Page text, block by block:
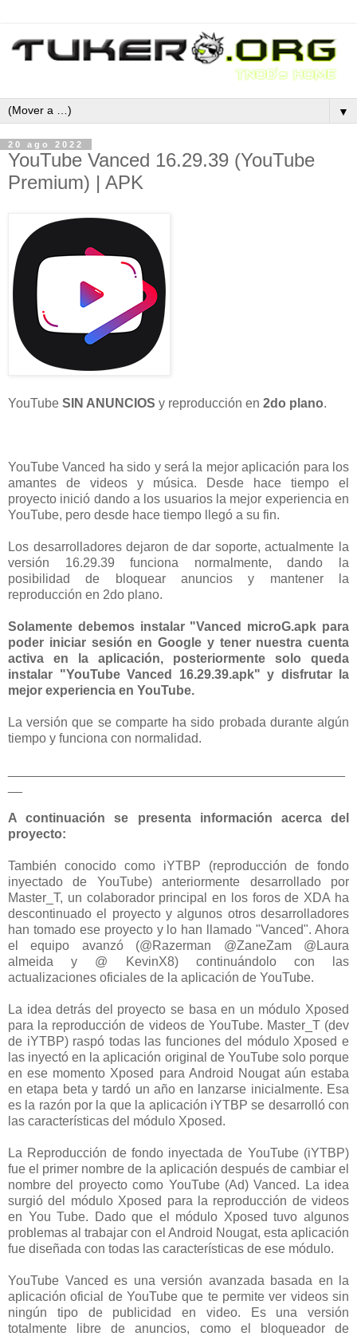
▼
20 ago 2022
YouTube Vanced 16.29.39 (YouTube
Premium) | APK
YouTube SIN ANUNCIOS y reproducción en 2do plano.
YouTube Vanced ha sido y será la mejor aplicación para los
amantes de videos y música. Desde hace tiempo el
proyecto inició dando a los usuarios la mejor experiencia en
YouTube, pero desde hace tiempo llegó a su fin.
Los desarrolladores dejaron de dar soporte, actualmente la
versión 16.29.39 funciona normalmente, dando la
posibilidad de bloquear anuncios y mantener la
reproducción en 2do plano.
Solamente debemos instalar "Vanced microG.apk para
poder iniciar sesión en Google y tener nuestra cuenta
activa en la aplicación, posteriormente solo queda
instalar "YouTube Vanced 16.29.39.apk" y disfrutar la
mejor experiencia en YouTube.
La versión que se comparte ha sido probada durante algún
tiempo y funciona con normalidad.
A continuación se presenta información acerca del
proyecto:
También conocido como iYTBP (reproducción de fondo
inyectado de YouTube) anteriormente desarrollado por
Master_T, un colaborador principal en los foros de XDA ha
descontinuado el proyecto y algunos otros desarrolladores
han tomado ese proyecto y lo han llamado "Vanced". Ahora
el equipo avanzó (@Razerman @ZaneZam @Laura
almeida y @ KevinX8) continuándolo con las
actualizaciones oficiales de la aplicación de YouTube.
La idea detrás del proyecto se basa en un módulo Xposed
para la reproducción de videos de YouTube. Master_T (dev
de iYTBP) raspó todas las funciones del módulo Xposed e
las inyectó en la aplicación original de YouTube solo porque
en ese momento Xposed para Android Nougat aún estaba
en etapa beta y tardó un año en lanzarse inicialmente. Esa
es la razón por la que la aplicación iYTBP se desarrolló con
las características del módulo Xposed.
La Reproducción de fondo inyectada de YouTube (iYTBP)
fue el primer nombre de la aplicación después de cambiar el
nombre del proyecto como YouTube (Ad) Vanced. La idea
surgió del módulo Xposed para la reproducción de videos
en You Tube. Dado que el módulo Xposed tuvo algunos
problemas al trabajar con el Android Nougat, esta aplicación
fue diseñada con todas las características de ese módulo.
YouTube Vanced es una versión avanzada basada en la
aplicación oficial de YouTube que te permite ver videos sin
ningún tipo de publicidad en video. Es una versión
totalmente libre de anuncios, como el bloqueador de